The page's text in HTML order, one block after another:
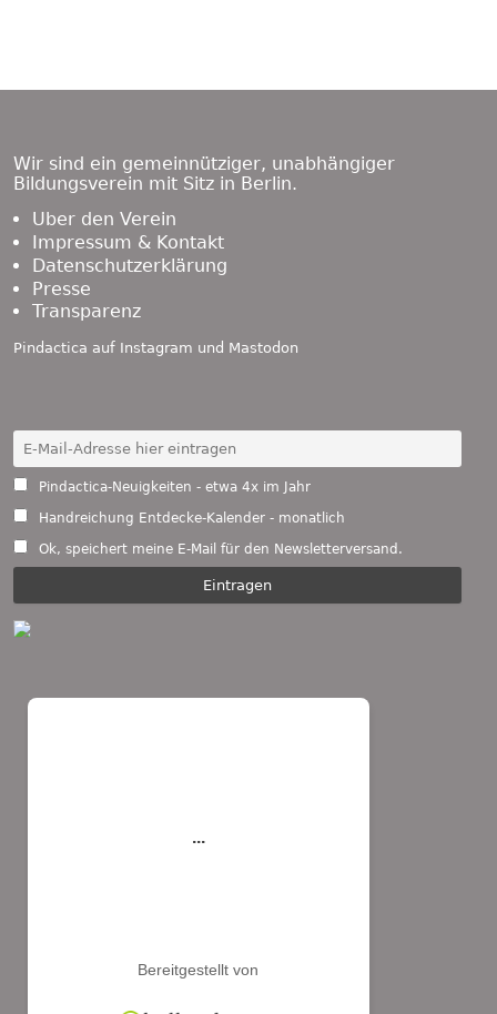
Wir sind ein gemeinnütziger, unabhängiger
Bildungsverein mit Sitz in Berlin.
Über den Verein
Impressum & Kontakt
Datenschutzerklärung
Presse
Transparenz
Pindactica auf Instagram und Mastodon
Pindactica-Neuigkeiten - etwa 4x im Jahr
Handreichung Entdecke-Kalender - monatlich
Ok, speichert meine E-Mail für den Newsletterversand.